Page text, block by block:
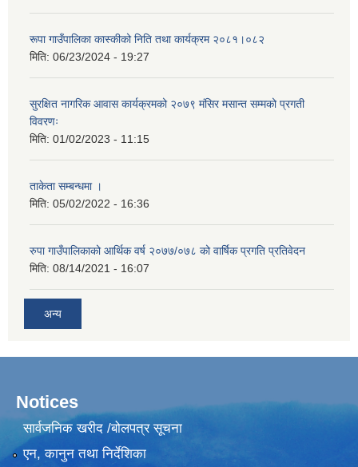
रूपा गाउँपालिका कास्कीको निति तथा कार्यक्रम २०८१।०८२
मिति: 06/23/2024 - 19:27
सुरक्षित नागरिक आवास कार्यक्रमको २०७९ मंसिर मसान्त सम्मको प्रगती
विवरणः
मिति: 01/02/2023 - 11:15
ताकेता सम्बन्धमा ।
मिति: 05/02/2022 - 16:36
रुपा गाउँपालिकाको आर्थिक वर्ष २०७७/०७८ को वार्षिक प्रगति प्रतिवेदन
मिति: 08/14/2021 - 16:07
अन्य
Notices
सार्वजनिक खरीद /बोलपत्र सूचना
एन, कानुन तथा निर्देशिका